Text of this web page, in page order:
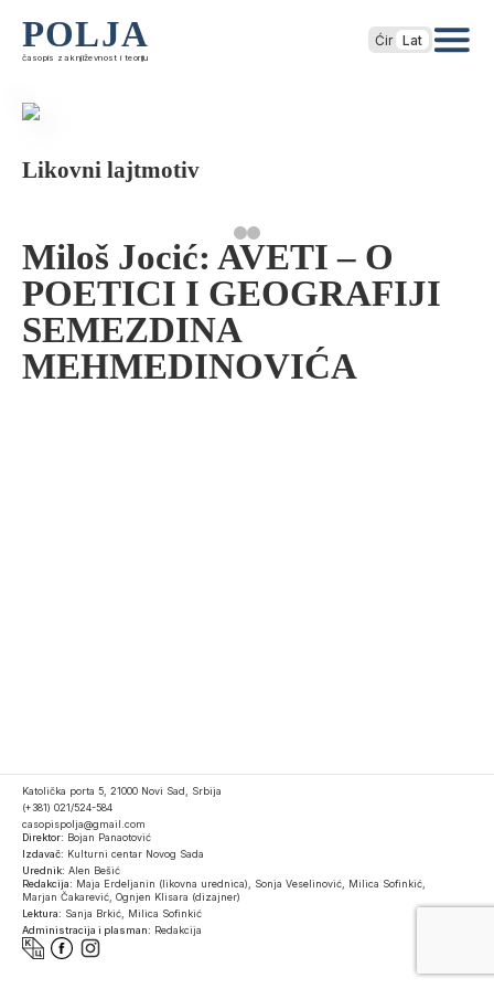
POLJA
časopis za književnost i teoriju
Ćir Lat
Likovni lajtmotiv
Miloš Jocić: AVETI – O
POETICI I GEOGRAFIJI
SEMEZDINA
MEHMEDINOVIĆA
Katolička porta 5, 21000 Novi Sad, Srbija
(+381) 021/524-584
casopispolja@gmail.com
Direktor: Bojan Panaotović
Izdavač: Kulturni centar Novog Sada
Urednik: Alen Bešić
Redakcija: Maja Erdeljanin (likovna urednica), Sonja Veselinović, Milica Sofinkić,
Marjan Čakarević, Ognjen Klisara (dizajner)
Lektura: Sanja Brkić, Milica Sofinkić
Administracija i plasman: Redakcija